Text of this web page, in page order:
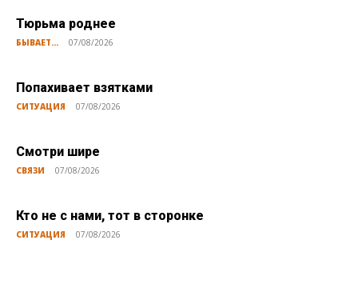
Тюрьма роднее
БЫВАЕТ... 07/08/2026
Попахивает взятками
СИТУАЦИЯ 07/08/2026
Смотри шире
СВЯЗИ 07/08/2026
Кто не с нами, тот в сторонке
СИТУАЦИЯ 07/08/2026